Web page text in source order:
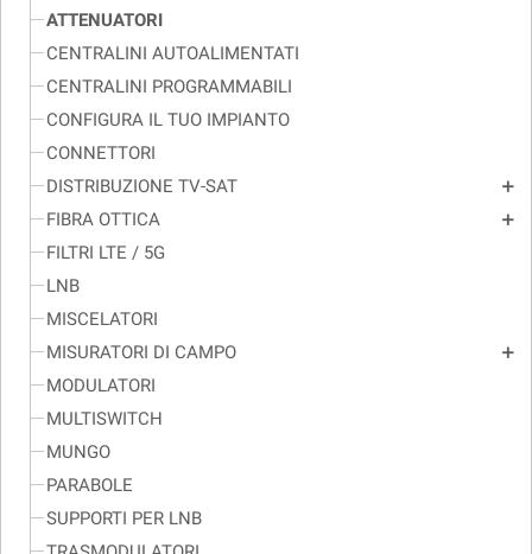
ATTENUATORI
CENTRALINI AUTOALIMENTATI
CENTRALINI PROGRAMMABILI
CONFIGURA IL TUO IMPIANTO
CONNETTORI
DISTRIBUZIONE TV-SAT
add
FIBRA OTTICA add
FILTRI LTE / 5G
LNB
MISCELATORI
MISURATORI DI CAMPO
add
MODULATORI
MULTISWITCH
MUNGO
PARABOLE
SUPPORTI PER LNB